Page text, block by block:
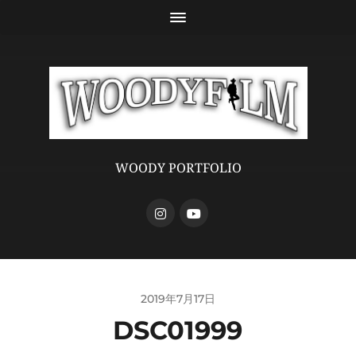
WOODY PORTFOLIO
2019年7月17日
DSC01999